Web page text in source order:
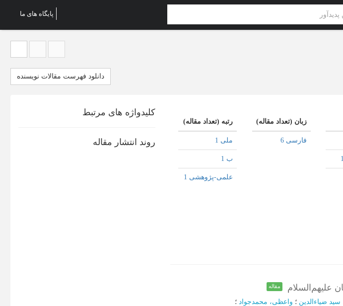
پایگاه های ما
دانلود فهرست مقالات نویسنده
زبان (تعداد مقاله)
فارسی 6
رتبه (تعداد مقاله)
ملی 1
ب 1
علمی-پژوهشی 1
علیهم‌السلام مقاله
ضیاءالدین ؛ واعظی، محمدجواد ؛
کلیدواژه های مرتبط
روند انتشار مقاله